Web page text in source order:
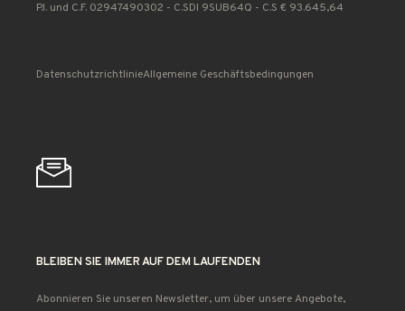
P.I. und C.F. 02947490302 - C.SDI 9SUB64Q - C.S € 93.645,64
DatenschutzrichtlinieAllgemeine Geschäftsbedingungen
BLEIBEN SIE IMMER AUF DEM LAUFENDEN
Abonnieren Sie unseren Newsletter, um über unsere Angebote,